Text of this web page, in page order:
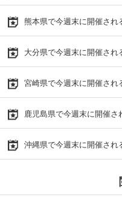
熊本県で今週末に開催され
大分県で今週末に開催され
宮崎県で今週末に開催され
鹿児島県で今週末に開催
沖縄県で今週末に開催され